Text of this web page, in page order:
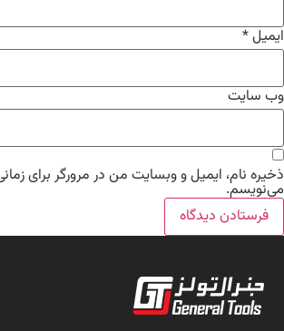
ایمیل*
وب‌ سایت
ذخیره نام، ایمیل و وبسایت من در مرورگر برای
می‌نویسم.